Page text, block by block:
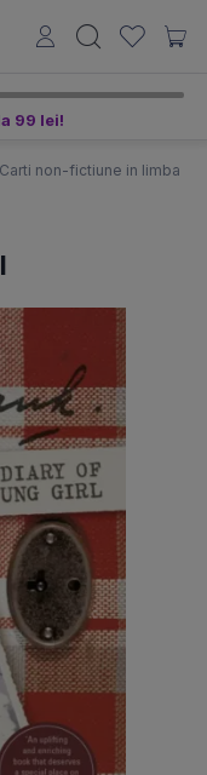
99 lei!
Carti non-fictiune in limba